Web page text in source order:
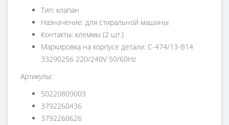
Тип: клапан
Назначение: для стиральной машины
Контакты: клеммы (2 шт.)
Маркировка на корпусе детали: C-474/13-B14
33290256 220/240V 50/60Hz
Артикулы:
50220809003
3792260436
3792260626